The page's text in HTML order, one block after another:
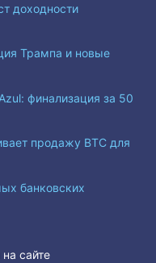
доходности
Трампа и новые
финализация за 50
продажу BTC для
банковских
сайте